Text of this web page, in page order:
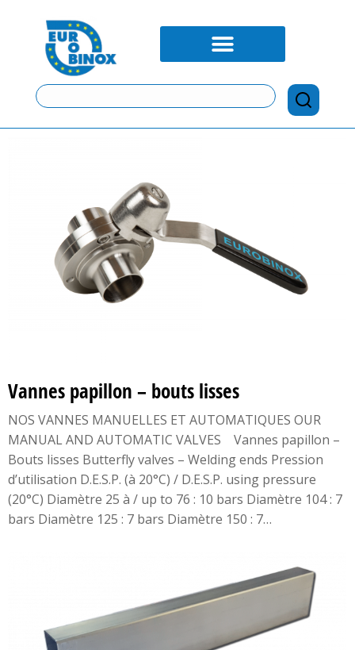
Vannes papillon – bouts lisses
NOS VANNES MANUELLES ET AUTOMATIQUES OUR
MANUAL AND AUTOMATIC VALVES Vannes papillon –
Bouts lisses Butterfly valves – Welding ends Pression
d’utilisation D.E.S.P. (à 20°C) / D.E.S.P. using pressure
(20°C) Diamètre 25 à / up to 76 : 10 bars Diamètre 104 : 7
bars Diamètre 125 : 7 bars Diamètre 150 : 7…